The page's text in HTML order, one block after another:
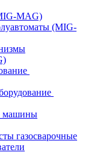
MAG)
(MIG-
машины
газосварочные